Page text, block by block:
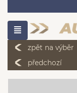
zpět na výběr
předchozí